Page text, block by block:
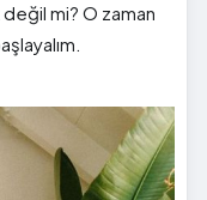
değil mi? O zaman